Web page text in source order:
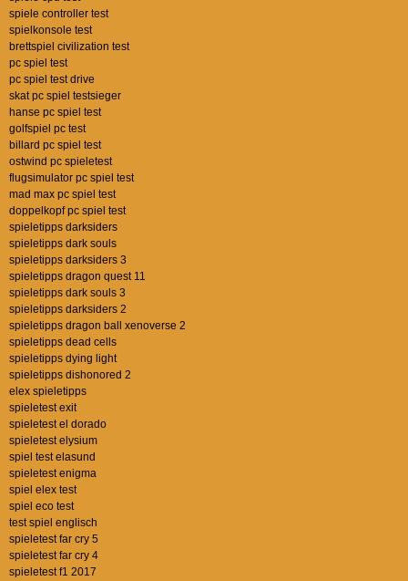
spiele controller test
spielkonsole test
brettspiel civilization test
pc spiel test
pc spiel test drive
skat pc spiel testsieger
hanse pc spiel test
golfspiel pc test
billard pc spiel test
ostwind pc spieletest
flugsimulator pc spiel test
mad max pc spiel test
doppelkopf pc spiel test
spieletipps darksiders
spieletipps dark souls
spieletipps darksiders 3
spieletipps dragon quest 11
spieletipps dark souls 3
spieletipps darksiders 2
spieletipps dragon ball xenoverse 2
spieletipps dead cells
spieletipps dying light
spieletipps dishonored 2
elex spieletipps
spieletest exit
spieletest el dorado
spieletest elysium
spiel test elasund
spieletest enigma
spiel elex test
spiel eco test
test spiel englisch
spieletest far cry 5
spieletest far cry 4
spieletest f1 2017